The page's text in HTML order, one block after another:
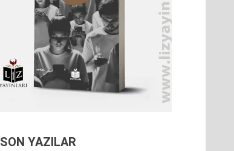
SON YAZILAR